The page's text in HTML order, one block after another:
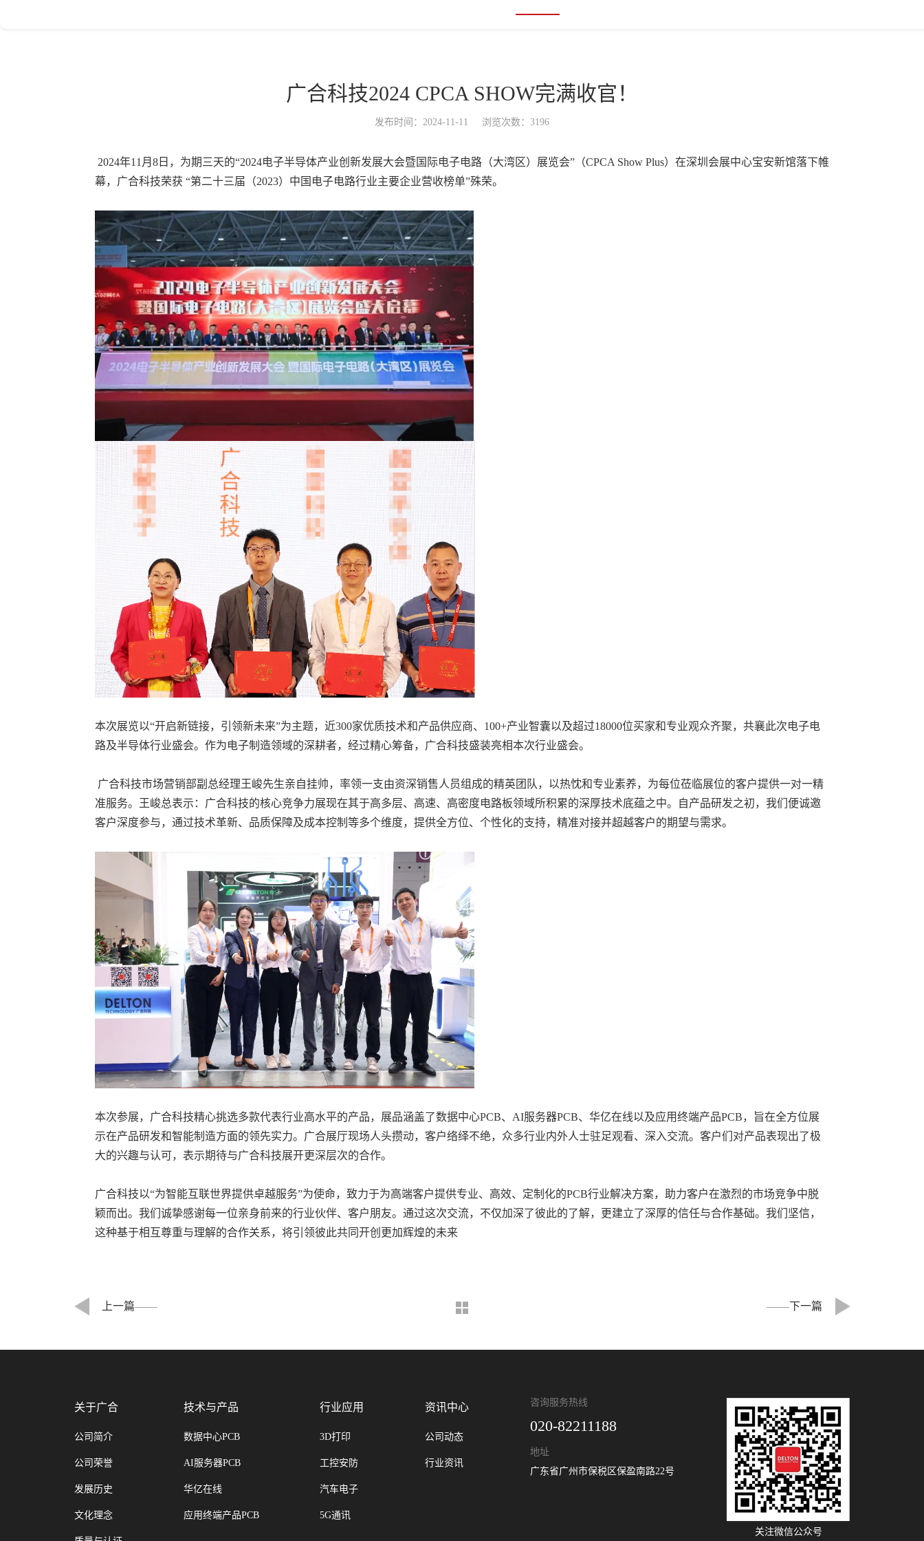
广合科技2024 CPCA SHOW完满收官！
发布时间：2024-11-11 浏览次数：3196
2024年11月8日，为期三天的“2024电子半导体产业创新发展大会暨国际电子电路（大湾区）展览会”（CPCA Show Plus）在深圳会展中心宝安新馆落下帷
幕，广合科技荣获 “第二十三届（2023）中国电子电路行业主要企业营收榜单”殊荣。
本次展览以“开启新链接，引领新未来”为主题，近300家优质技术和产品供应商、100+产业智囊以及超过18000位买家和专业观众齐聚，共襄此次电子电
路及半导体行业盛会。作为电子制造领域的深耕者，经过精心筹备，广合科技盛装亮相本次行业盛会。
广合科技市场营销部副总经理王峻先生亲自挂帅，率领一支由资深销售人员组成的精英团队，以热忱和专业素养，为每位莅临展位的客户提供一对一精
准服务。王峻总表示：广合科技的核心竞争力展现在其于高多层、高速、高密度电路板领域所积累的深厚技术底蕴之中。自产品研发之初，我们便诚邀
客户深度参与，通过技术革新、品质保障及成本控制等多个维度，提供全方位、个性化的支持，精准对接并超越客户的期望与需求。
本次参展，广合科技精心挑选多款代表行业高水平的产品，展品涵盖了数据中心PCB、AI服务器PCB、华亿在线以及应用终端产品PCB，旨在全方位展
示在产品研发和智能制造方面的领先实力。广合展厅现场人头攒动，客户络绎不绝，众多行业内外人士驻足观看、深入交流。客户们对产品表现出了极
大的兴趣与认可，表示期待与广合科技展开更深层次的合作。
广合科技以“为智能互联世界提供卓越服务”为使命，致力于为高端客户提供专业、高效、定制化的PCB行业解决方案，助力客户在激烈的市场竞争中脱
颖而出。我们诚挚感谢每一位亲身前来的行业伙伴、客户朋友。通过这次交流，不仅加深了彼此的了解，更建立了深厚的信任与合作基础。我们坚信，
这种基于相互尊重与理解的合作关系，将引领彼此共同开创更加辉煌的未来
上一篇 下一篇
关于广合
公司简介
公司荣誉
发展历史
文化理念
技术与产品
数据中心PCB
AI服务器PCB
华亿在线
应用终端产品PCB
行业应用
3D打印
工控安防
汽车电子
5G通讯
资讯中心
公司动态
行业资讯
咨询服务热线
020-82211188
地址
广东省广州市保税区保盈南路22号
关注微信公众号